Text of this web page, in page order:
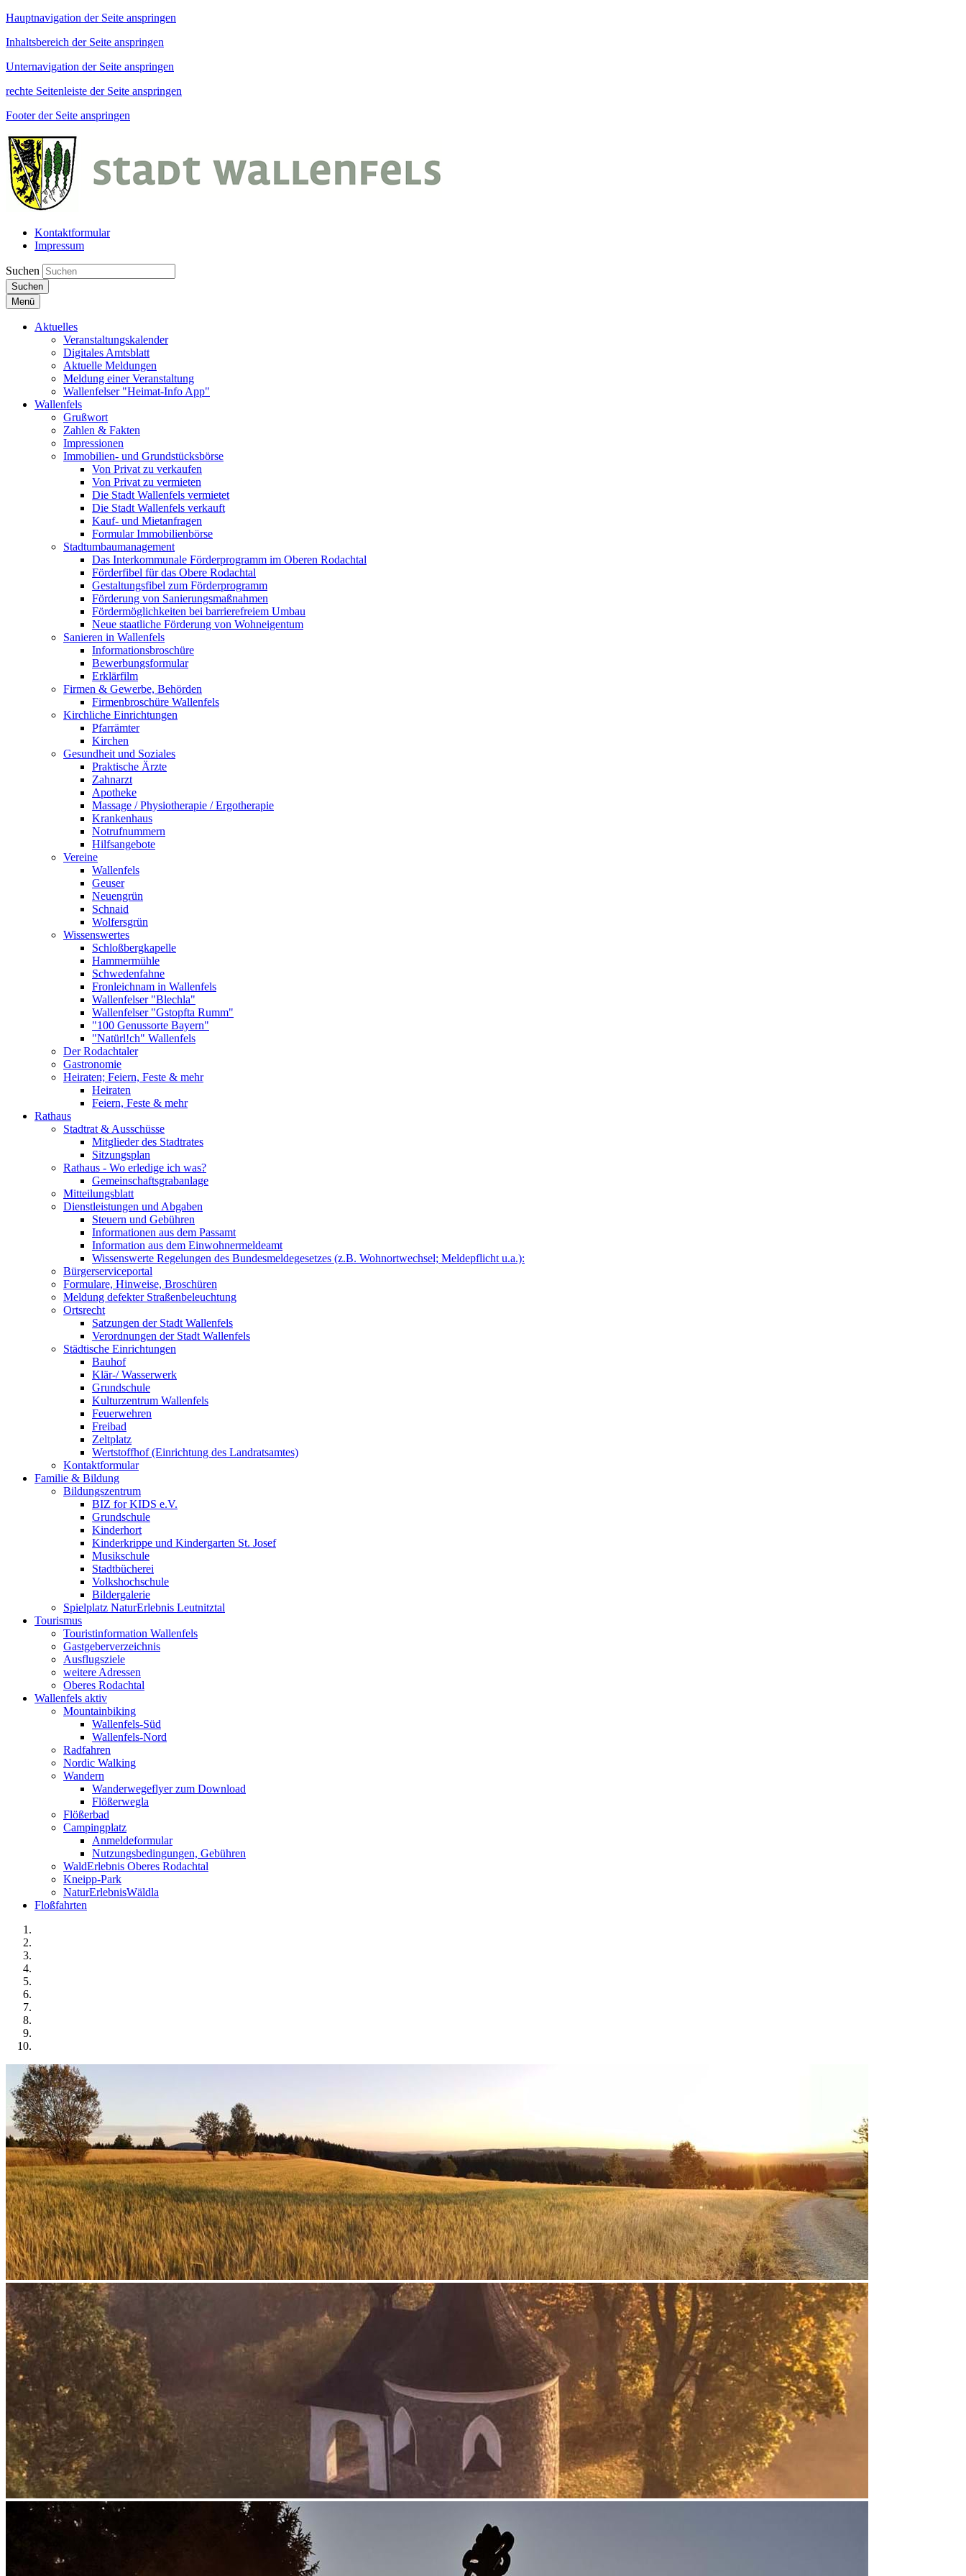
Hauptnavigation der Seite anspringen
Inhaltsbereich der Seite anspringen
Unternavigation der Seite anspringen
rechte Seitenleiste der Seite anspringen
Footer der Seite anspringen
Kontaktformular
Impressum
Suchen
Suchen
Menü
Aktuelles
Veranstaltungskalender
Digitales Amtsblatt
Aktuelle Meldungen
Meldung einer Veranstaltung
Wallenfelser "Heimat-Info App"
Wallenfels
Grußwort
Zahlen & Fakten
Impressionen
Immobilien- und Grundstücksbörse
Von Privat zu verkaufen
Von Privat zu vermieten
Die Stadt Wallenfels vermietet
Die Stadt Wallenfels verkauft
Kauf- und Mietanfragen
Formular Immobilienbörse
Stadtumbaumanagement
Das Interkommunale Förderprogramm im Oberen Rodachtal
Förderfibel für das Obere Rodachtal
Gestaltungsfibel zum Förderprogramm
Förderung von Sanierungsmaßnahmen
Fördermöglichkeiten bei barrierefreiem Umbau
Neue staatliche Förderung von Wohneigentum
Sanieren in Wallenfels
Informationsbroschüre
Bewerbungsformular
Erklärfilm
Firmen & Gewerbe, Behörden
Firmenbroschüre Wallenfels
Kirchliche Einrichtungen
Pfarrämter
Kirchen
Gesundheit und Soziales
Praktische Ärzte
Zahnarzt
Apotheke
Massage / Physiotherapie / Ergotherapie
Krankenhaus
Notrufnummern
Hilfsangebote
Vereine
Wallenfels
Geuser
Neuengrün
Schnaid
Wolfersgrün
Wissenswertes
Schloßbergkapelle
Hammermühle
Schwedenfahne
Fronleichnam in Wallenfels
Wallenfelser "Blechla"
Wallenfelser "Gstopfta Rumm"
"100 Genussorte Bayern"
"Natürl!ch" Wallenfels
Der Rodachtaler
Gastronomie
Heiraten; Feiern, Feste & mehr
Heiraten
Feiern, Feste & mehr
Rathaus
Stadtrat & Ausschüsse
Mitglieder des Stadtrates
Sitzungsplan
Rathaus - Wo erledige ich was?
Gemeinschaftsgrabanlage
Mitteilungsblatt
Dienstleistungen und Abgaben
Steuern und Gebühren
Informationen aus dem Passamt
Information aus dem Einwohnermeldeamt
Wissenswerte Regelungen des Bundesmeldegesetzes (z.B. Wohnortwechsel; Meldepflicht u.a.):
Bürgerserviceportal
Formulare, Hinweise, Broschüren
Meldung defekter Straßenbeleuchtung
Ortsrecht
Satzungen der Stadt Wallenfels
Verordnungen der Stadt Wallenfels
Städtische Einrichtungen
Bauhof
Klär-/ Wasserwerk
Grundschule
Kulturzentrum Wallenfels
Feuerwehren
Freibad
Zeltplatz
Wertstoffhof (Einrichtung des Landratsamtes)
Kontaktformular
Familie & Bildung
Bildungszentrum
BIZ for KIDS e.V.
Grundschule
Kinderhort
Kinderkrippe und Kindergarten St. Josef
Musikschule
Stadtbücherei
Volkshochschule
Bildergalerie
Spielplatz NaturErlebnis Leutnitztal
Tourismus
Touristinformation Wallenfels
Gastgeberverzeichnis
Ausflugsziele
weitere Adressen
Oberes Rodachtal
Wallenfels aktiv
Mountainbiking
Wallenfels-Süd
Wallenfels-Nord
Radfahren
Nordic Walking
Wandern
Wanderwegeflyer zum Download
Flößerwegla
Flößerbad
Campingplatz
Anmeldeformular
Nutzungsbedingungen, Gebühren
WaldErlebnis Oberes Rodachtal
Kneipp-Park
NaturErlebnisWäldla
Floßfahrten